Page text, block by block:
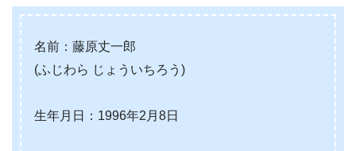
名前：藤原丈一郎
(ふじわら じょういちろう)
生年月日：1996年2月8日